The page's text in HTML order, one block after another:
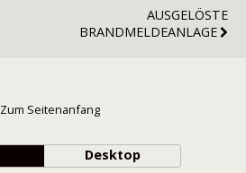
AUSGELÖSTE
BRANDMELDEANLAGE
Zum Seitenanfang
Desktop